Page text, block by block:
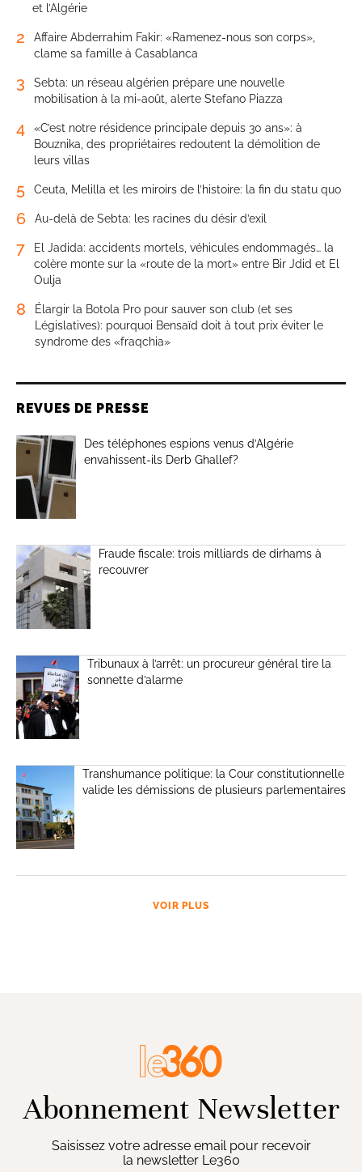
et l’Algérie
2
Affaire Abderrahim Fakir: «Ramenez-nous son corps»,
clame sa famille à Casablanca
3
Sebta: un réseau algérien prépare une nouvelle
mobilisation à la mi-août, alerte Stefano Piazza
4
«C’est notre résidence principale depuis 30 ans»: à
Bouznika, des propriétaires redoutent la démolition de
leurs villas
5 Ceuta, Melilla et les miroirs de l’histoire: la fin du statu quo
6 Au-delà de Sebta: les racines du désir d’exil
7
El Jadida: accidents mortels, véhicules endommagés… la
colère monte sur la «route de la mort» entre Bir Jdid et El
Oulja
8
Élargir la Botola Pro pour sauver son club (et ses
Législatives): pourquoi Bensaïd doit à tout prix éviter le
syndrome des «fraqchia»
REVUES DE PRESSE
Des téléphones espions venus d’Algérie
envahissent-ils Derb Ghallef?
Fraude fiscale: trois milliards de dirhams à
recouvrer
Tribunaux à l’arrêt: un procureur général tire la
sonnette d’alarme
Transhumance politique: la Cour constitutionnelle
valide les démissions de plusieurs parlementaires
VOIR PLUS
Abonnement Newsletter
Saisissez votre adresse email pour recevoir
la newsletter Le360